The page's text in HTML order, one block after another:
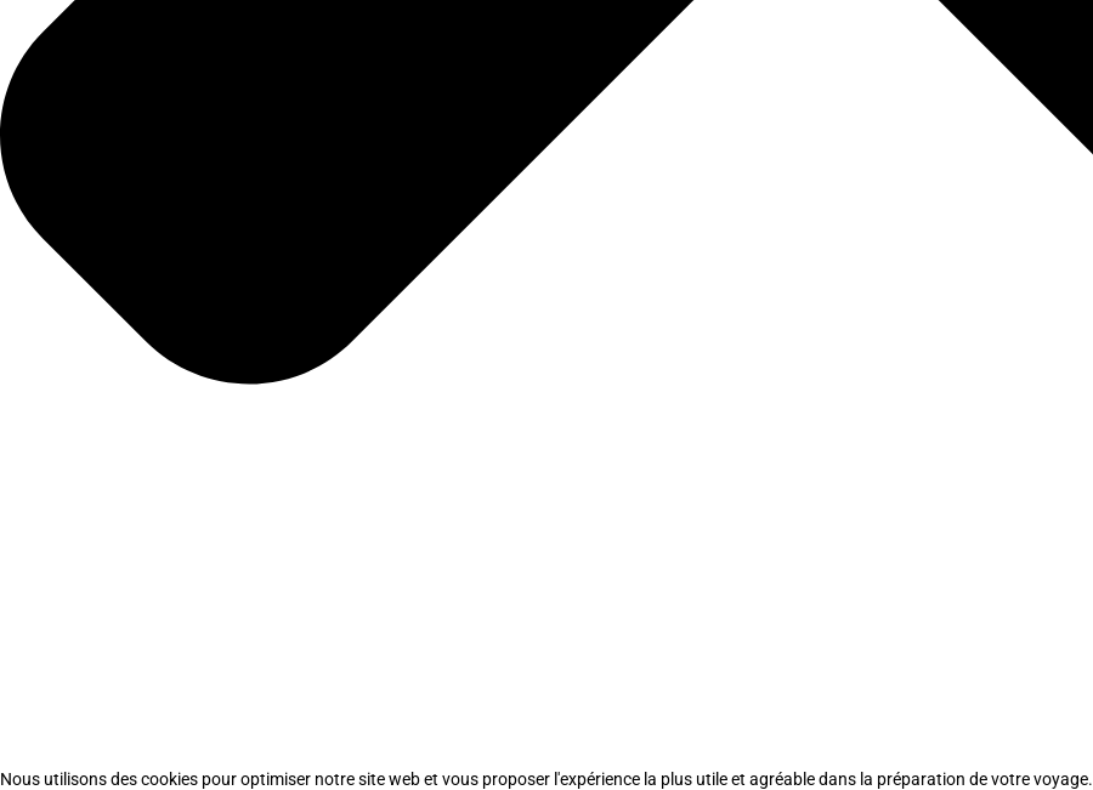
Nous utilisons des cookies pour optimiser notre site web et vous proposer l'expérience la plus utile et agréable dans la préparation de votre voyage.